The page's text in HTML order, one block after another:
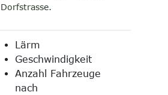
Dorfstrasse.
Lärm
Geschwindigkeit
Anzahl Fahrzeuge
nach